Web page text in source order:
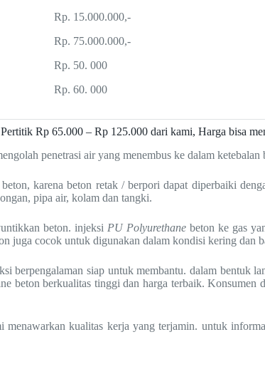
Rp. 15.000.000,-
Rp. 75.000.000,-
Rp. 50. 000
Rp. 60. 000
Rp 65.000 – Rp 125.000 dari kami, Harga bisa
penetrasi air yang menembus ke dalam
karena beton retak / berpori dapat diperbaiki
pipa air, kolam dan tangki.
beton. injeksi PU Polyurethane beton ke gas
juga cocok untuk digunakan dalam kondisi kering dan
berpengalaman siap untuk membantu. dalam bentuk
beton berkualitas tinggi dan harga terbaik. Konsumen
menawarkan kualitas kerja yang terjamin. untuk